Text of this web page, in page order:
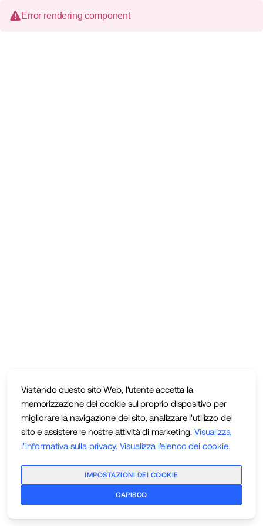
Visitando questo sito Web, l'utente accetta la
memorizzazione dei cookie sul proprio dispositivo per
migliorare la navigazione del sito, analizzare l'utilizzo del
sito e assistere le nostre attività di marketing. Visualizza
l'informativa sulla privacy. Visualizza l'elenco dei cookie.
IMPOSTAZIONI DEI COOKIE
CAPISCO
Error rendering component